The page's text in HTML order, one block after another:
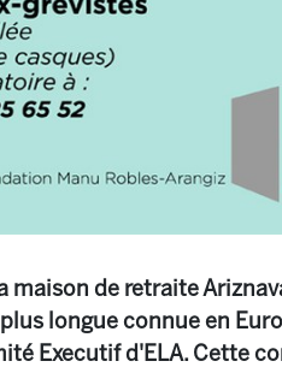
maison de retraite
longue connue en
Executif d'ELA. Cette